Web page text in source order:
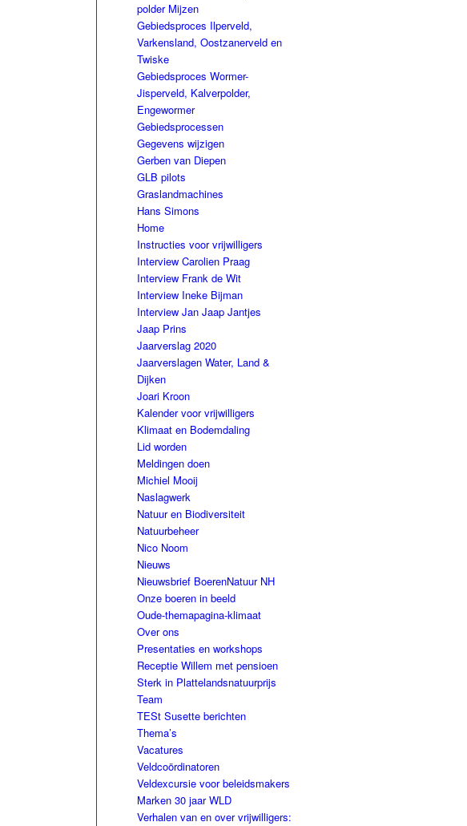
polder Mijzen
Gebiedsproces Ilperveld,
Varkensland, Oostzanerveld en
Twiske
Gebiedsproces Wormer-
Jisperveld, Kalverpolder,
Engewormer
Gebiedsprocessen
Gegevens wijzigen
Gerben van Diepen
GLB pilots
Graslandmachines
Hans Simons
Home
Instructies voor vrijwilligers
Interview Carolien Praag
Interview Frank de Wit
Interview Ineke Bijman
Interview Jan Jaap Jantjes
Jaap Prins
Jaarverslag 2020
Jaarverslagen Water, Land &
Dijken
Joari Kroon
Kalender voor vrijwilligers
Klimaat en Bodemdaling
Lid worden
Meldingen doen
Michiel Mooij
Naslagwerk
Natuur en Biodiversiteit
Natuurbeheer
Nico Noom
Nieuws
Nieuwsbrief BoerenNatuur NH
Onze boeren in beeld
Oude-themapagina-klimaat
Over ons
Presentaties en workshops
Receptie Willem met pensioen
Sterk in Plattelandsnatuurprijs
Team
TESt Susette berichten
Thema’s
Vacatures
Veldcoördinatoren
Veldexcursie voor beleidsmakers
Marken 30 jaar WLD
Verhalen van en over vrijwilligers: